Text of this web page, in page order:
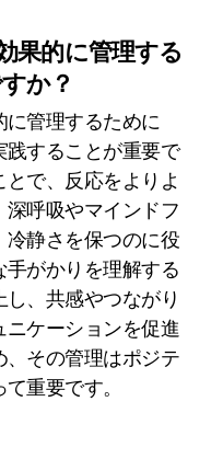
果的に管理する
か？
管理するために
することが重要で
で、反応をよりよ
深呼吸やマインドフ
静さを保つのに役
がかりを理解する
、共感やつながり
ケーションを促進
その管理はポジテ
重要です。